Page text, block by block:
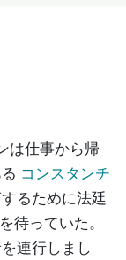
は仕事から帰
コンスタンチ
るために法廷
待っていた。
連行しまし